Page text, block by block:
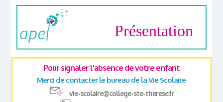
Présentation
Pour signaler l'absence de votre enfant
Merci de contacter le bureau de la Vie Scolaire
vie-scolaire@college-ste-therese.fr